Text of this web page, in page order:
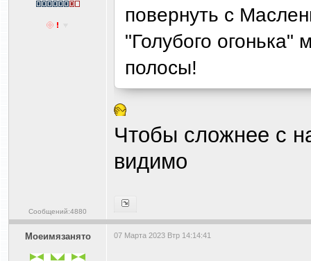
Сообщений:4880
повернуть с
"Голубого огонька"
полосы!
Чтобы сложнее с
видимо
Моеимязанято 07 Марта 2023 Втр 14:14:41